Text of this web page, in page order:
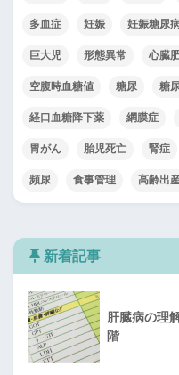
多血症 妊娠 妊娠糖尿
巨大児 形態異常 心臓
空腹時血糖値 糖尿 糖
経口血糖降下薬 網膜症
胃がん 胎児死亡 腎症
頻尿 食事管理 高齢出
新着記事
肝臓病の理
階